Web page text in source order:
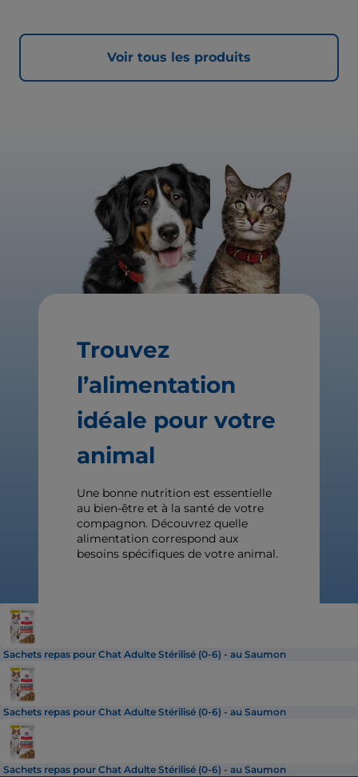
Voir tous les produits
Trouvez
l’alimentation
idéale pour votre
animal
Une bonne nutrition est essentielle
au bien-être et à la santé de votre
compagnon. Découvrez quelle
alimentation correspond aux
besoins spécifiques de votre animal.
Sachets repas pour Chat Adulte Stérilisé (0-6) - au Saumon
Sachets repas pour Chat Adulte Stérilisé (0-6) - au Saumon
Sachets repas pour Chat Adulte Stérilisé (0-6) - au Saumon